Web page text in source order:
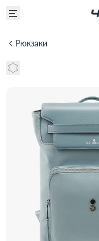
Рюкзаки